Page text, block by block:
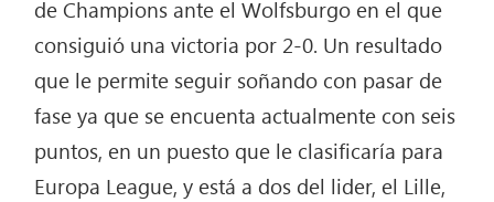
de Champions ante el Wolfsburgo en el que
consiguió una victoria por 2-0. Un resultado
que le permite seguir soñando con pasar de
fase ya que se encuenta actualmente con seis
puntos, en un puesto que le clasificaría para
Europa League, y está a dos del lider, el Lille,